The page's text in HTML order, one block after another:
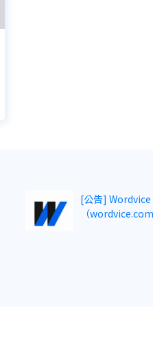
[公告] Wordvice
（